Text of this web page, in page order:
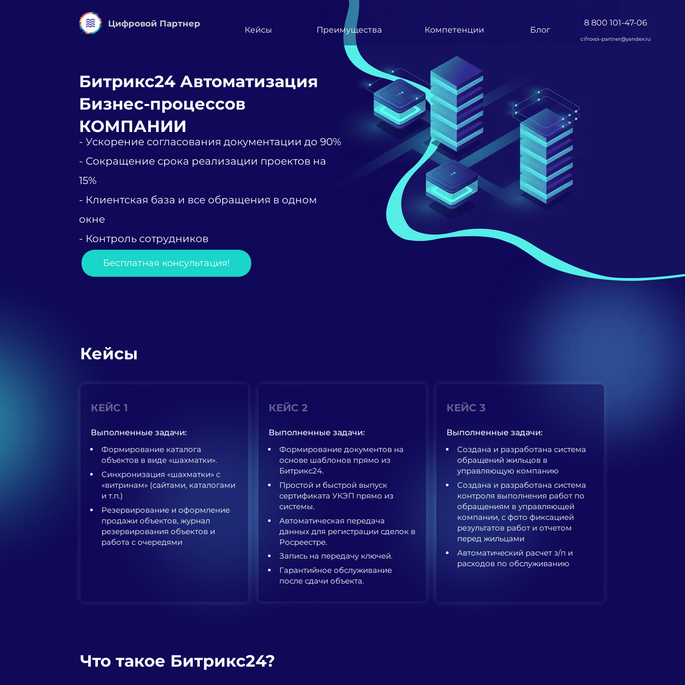
Битрикс24 Автоматизация
Бизнес-процессов
КОМПАНИИ
- Ускорение согласования документации до 90%
- Сокращение срока реализации проектов на
15%
- Клиентская база и все обращения в одном
окне
- Контроль сотрудников
Бесплатная консультация!
Кейсы Преимущества Компетенции Блог
8 800 101-47-06
cifrovoi-partner@yandex.ru
Цифровой Партнер
Кейсы
КЕЙС 1
Выполненные задачи:
Формирование каталога
объектов в виде «шахматки».
Синхронизация «шахматки» с
«витринам» (сайтами, каталогами
и т.п.)
Резервирование и оформление
продажи объектов, журнал
резервирования объектов и
работа с очередями
КЕЙС 2
Выполненные задачи:
Формирование документов на
основе шаблонов прямо из
Битрикс24.
Простой и быстрой выпуск
сертификата УКЭП прямо из
системы.
Автоматическая передача
данных для регистрации сделок в
Росреестре.
Запись на передачу ключей.
Гарантийное обслуживание
после сдачи объекта.
КЕЙС 3
Выполненные задачи:
Создана и разработана система
обращений жильцов в
управляющую компанию
Создана и разработана система
контроля выполнения работ по
обращениям в управляющей
компании, с фото фиксацией
результатов работ и отчетом
перед жильцами
Автоматический расчет з/п и
расходов по обслуживанию
Что такое Битрикс24?